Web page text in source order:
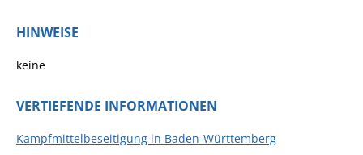
Dorfflohmarkt
Fan-Shop
HINWEISE
keine
VERTIEFENDE INFORMATIONEN
Kampfmittelbeseitigung in Baden-Württemberg